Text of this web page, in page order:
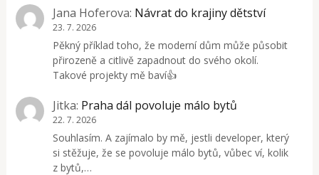
Jana Hoferova: Návrat do krajiny dětství
23. 7. 2026
Pěkný příklad toho, že moderní dům může působit
přirozeně a citlivě zapadnout do svého okolí.
Takové projekty mě baví👍
Jitka: Praha dál povoluje málo bytů
22. 7. 2026
Souhlasím. A zajímalo by mě, jestli developer, který
si stěžuje, že se povoluje málo bytů, vůbec ví, kolik
z bytů,…